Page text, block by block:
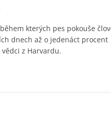
kterých pes pokouše
dnech až o jedenáct procent
z Harvardu.